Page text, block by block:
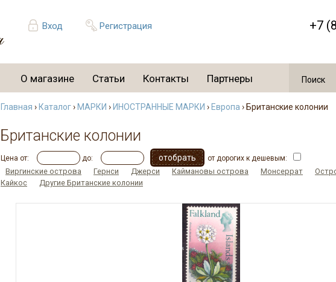
Вход Регистрация +7
О магазине Статьи Контакты Партнеры
Главная › Каталог› МАРКИ › ИНОСТРАННЫЕ МАРКИ › Европа › Британские колонии
Британские колонии
Цена от: до: от дорогих к дешевым:
Виргинские острова Гернси Джерси Каймановы острова Монсеррат
Кайкос
Другие Британские колонии